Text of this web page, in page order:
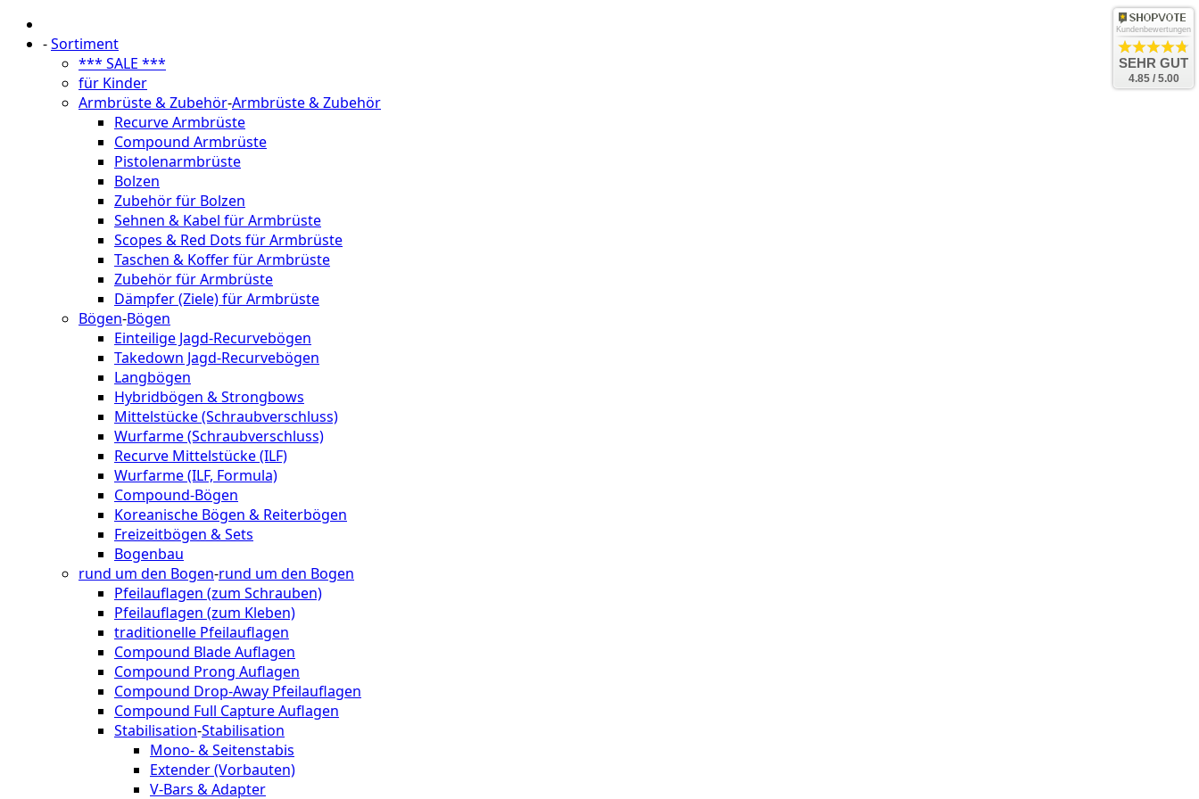
-Sortiment
*** SALE ***
für Kinder
Armbrüste & Zubehör-Armbrüste & Zubehör
Recurve Armbrüste
Compound Armbrüste
Pistolenarmbrüste
Bolzen
Zubehör für Bolzen
Sehnen & Kabel für Armbrüste
Scopes & Red Dots für Armbrüste
Taschen & Koffer für Armbrüste
Zubehör für Armbrüste
Dämpfer (Ziele) für Armbrüste
Bögen-Bögen
Einteilige Jagd-Recurvebögen
Takedown Jagd-Recurvebögen
Langbögen
Hybridbögen & Strongbows
Mittelstücke (Schraubverschluss)
Wurfarme (Schraubverschluss)
Recurve Mittelstücke (ILF)
Wurfarme (ILF, Formula)
Compound-Bögen
Koreanische Bögen & Reiterbögen
Freizeitbögen & Sets
Bogenbau
rund um den Bogen-rund um den Bogen
Pfeilauflagen (zum Schrauben)
Pfeilauflagen (zum Kleben)
traditionelle Pfeilauflagen
Compound Blade Auflagen
Compound Prong Auflagen
Compound Drop-Away Pfeilauflagen
Compound Full Capture Auflagen
Stabilisation-Stabilisation
Mono- & Seitenstabis
Extender (Vorbauten)
V-Bars & Adapter
Kundenbewertungen
SEHR GUT
4.85 / 5.00